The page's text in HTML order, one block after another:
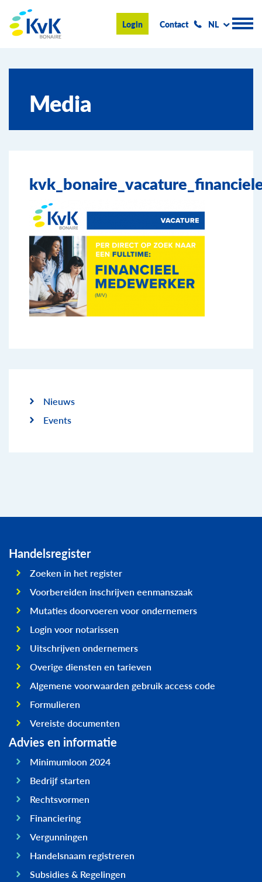
KvK Bonaire
Login Contact NL
Advies en informatie
Ondernemen op Bonaire
Nieuws & Events
Media
Nieuws
Events
Handelsregister
Zoeken in het register
Voorbereiden inschrijven eenmanszaak
Mutaties doorvoeren voor ondernemers
Login voor notarissen
Uitschrijven ondernemers
Overige diensten en tarieven
Algemene voorwaarden gebruik access code
Formulieren
Vereiste documenten
Advies en informatie
Minimumloon 2024
Bedrijf starten
Rechtsvormen
Financiering
Vergunningen
Handelsnaam registreren
Subsidies & Regelingen